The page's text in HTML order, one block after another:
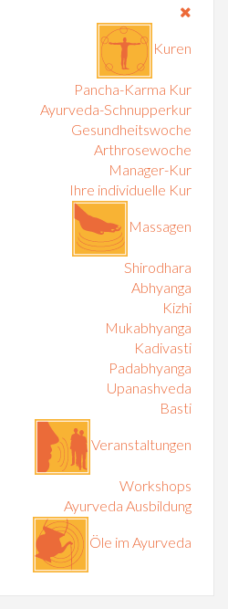
Kuren
Pancha-Karma Kur
Ayurveda-Schnupperkur
Gesundheitswoche
Arthrosewoche
Manager-Kur
Ihre individuelle Kur
Massagen
Shirodhara
Abhyanga
Kizhi
Mukabhyanga
Kadivasti
Padabhyanga
Upanashveda
Basti
Veranstaltungen
Workshops
Ayurveda Ausbildung
Öle im Ayurveda